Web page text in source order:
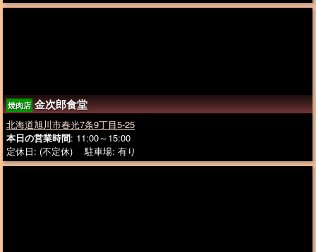
焼肉店 金次郎食堂
北海道旭川市春光7条9丁目5-25
本日の営業時間: 11:00～15:00
定休日: (不定休) 駐車場: 有り